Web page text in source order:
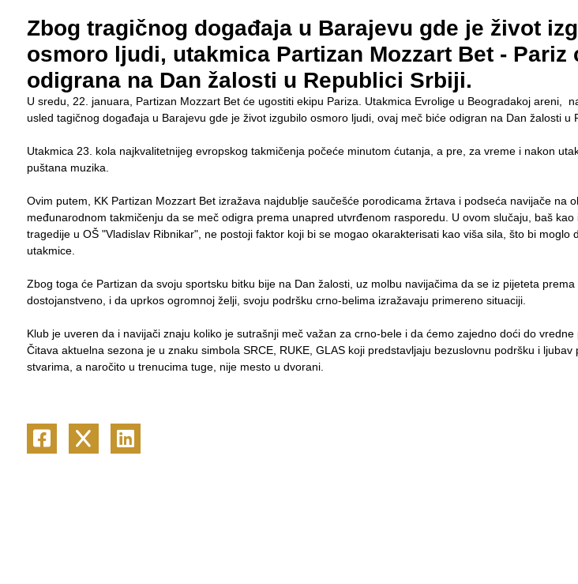
Zbog tragičnog događaja u Barajevu gde je život
osmoro ljudi, utakmica Partizan Mozzart Bet - Pariz
odigrana na Dan žalosti u Republici Srbiji.
U sredu, 22. januara, Partizan Mozzart Bet će ugostiti ekipu Pariza. Utakmica Evrolige u Beogradakoj areni,
usled tagičnog događaja u Barajevu gde je život izgubilo osmoro ljudi, ovaj meč biće odigran na Dan žalosti u
Utakmica 23. kola najkvalitetnijeg evropskog takmičenja počeće minutom ćutanja, a pre, za vreme i nakon
puštana muzika.
Ovim putem, KK Partizan Mozzart Bet izražava najdublje saučešće porodicama žrtava i podseća navijače na
međunarodnom takmičenju da se meč odigra prema unapred utvrđenom rasporedu. U ovom slučaju, baš
tragedije u OŠ "Vladislav Ribnikar", ne postoji faktor koji bi se mogao okarakterisati kao viša sila, što bi moglo
utakmice.
Zbog toga će Partizan da svoju sportsku bitku bije na Dan žalosti, uz molbu navijačima da se iz pijeteta
dostojanstveno, i da uprkos ogromnoj želji, svoju podršku crno-belima izražavaju primereno situaciji.
Klub je uveren da i navijači znaju koliko je sutrašnji meč važan za crno-bele i da ćemo zajedno doći do vredne
Čitava aktuelna sezona je u znaku simbola SRCE, RUKE, GLAS koji predstavljaju bezuslovnu podršku i ljubav
stvarima, a naročito u trenucima tuge, nije mesto u dvorani.